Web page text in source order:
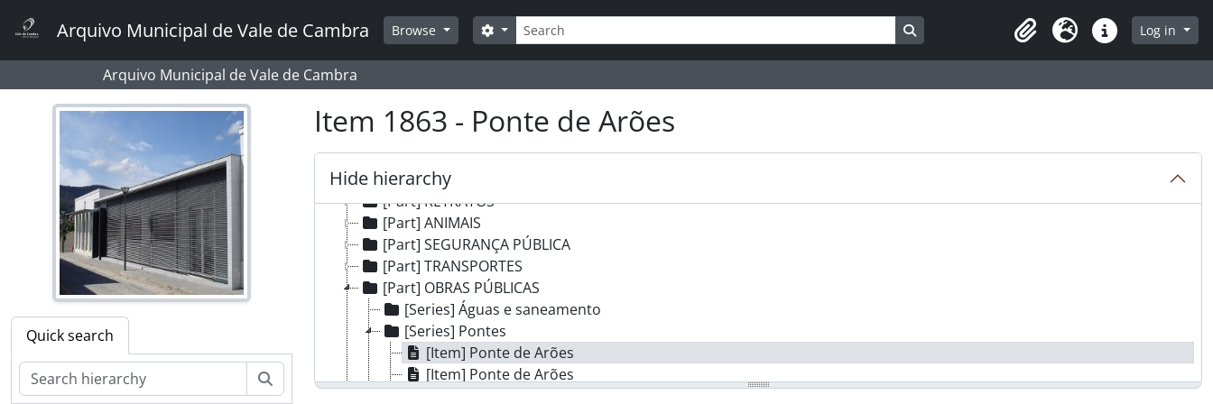
Arquivo Municipal de Vale de Cambra Browse Search
Search options Search in browse page
ClipboardLanguageQuick linksLog in
Arquivo Municipal de Vale de Cambra
Quick search
Search
Item 1863 - Ponte de Arões
Hide hierarchy
[Part] MOVIMENTO CULTURAL
[Part] DESPORTO
[Part] COMÉRCIO
[Part] ENSINO
[Part] PANORÂMICAS
[Part] ATIVIDADE POLÍTICA
[Part] RELIGIÃO
[Part] RETRATOS
[Part] ANIMAIS
[Part] SEGURANÇA PÚBLICA
[Part] TRANSPORTES
[Part] OBRAS PÚBLICAS
[Series] Águas e saneamento
[Series] Pontes
[Item] Ponte de Arões
[Item] Ponte de Arões